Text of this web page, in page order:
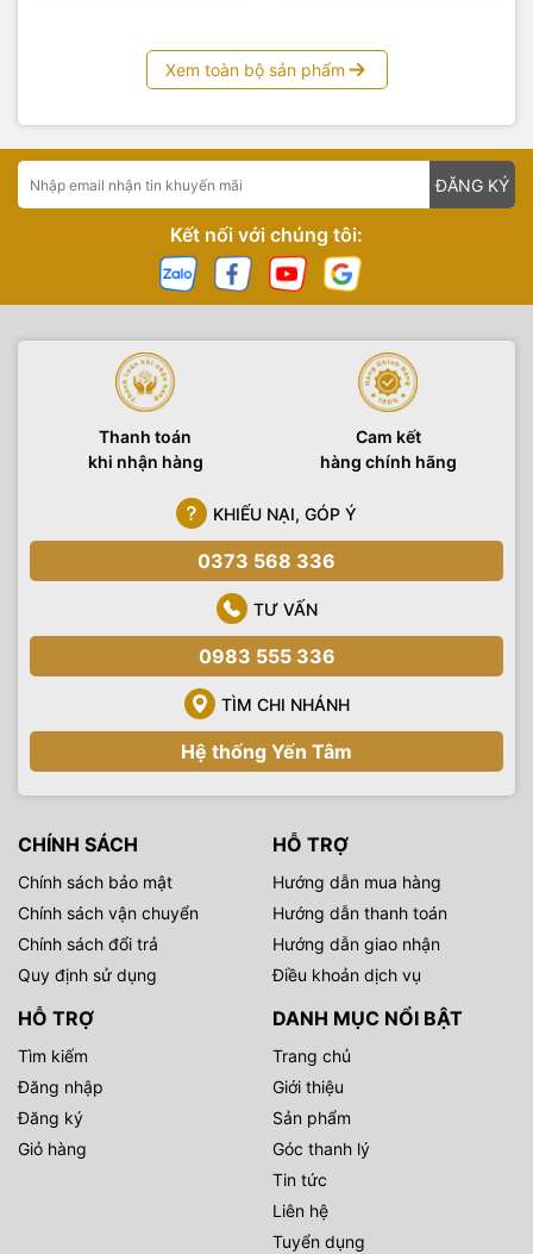
Xem toàn bộ sản phẩm
ĐĂNG KÝ
Kết nối với chúng tôi:
Thanh toán
khi nhận hàng
Cam kết
hàng chính hãng
KHIẾU NẠI, GÓP Ý
0373 568 336
TƯ VẤN
0983 555 336
TÌM CHI NHÁNH
Hệ thống Yến Tâm
CHÍNH SÁCH
Chính sách bảo mật
Chính sách vận chuyển
Chính sách đổi trả
Quy định sử dụng
HỖ TRỢ
Hướng dẫn mua hàng
Hướng dẫn thanh toán
Hướng dẫn giao nhận
Điều khoản dịch vụ
HỖ TRỢ
Tìm kiếm
Đăng nhập
Đăng ký
Giỏ hàng
DANH MỤC NỔI BẬT
Trang chủ
Giới thiệu
Sản phẩm
Góc thanh lý
Tin tức
Liên hệ
Tuyển dụng